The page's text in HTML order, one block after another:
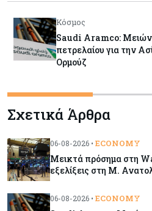
Κόσμος
Saudi Aramco:
πετρελαίου για την
Ορμούζ
Κύπρος
Πιάνει δουλειά ο
Ανάπτυξης
Κόσμος
κινηματογραφικών
απουσίας του NBA
Σχετικά Άρθρα
06-08-2026 • ECONOMY
Μεικτά πρόσημα στη
εξελίξεις στη Μ.
06-08-2026 • ECONOMY